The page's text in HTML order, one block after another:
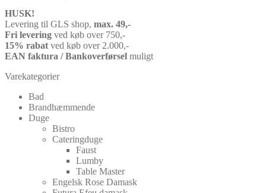
HUSK!
Levering til GLS shop, max. 49,-
Fri levering ved køb over 750,-
15% rabat ved køb over 2.000,-
EAN faktura / Bankoverførsel muligt
Varekategorier
Bad
Brandhæmmende
Duge
Bistro
Cateringduge
Faust
Lumby
Table Master
Engelsk Rose Damask